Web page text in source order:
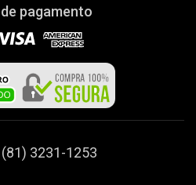
pagamento
3231-1253